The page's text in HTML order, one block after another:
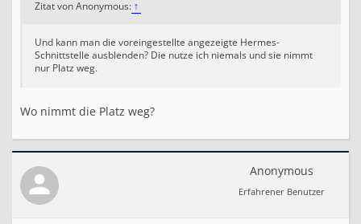
Zitat von Anonymous: ↑
Und kann man die voreingestellte angezeigte Hermes-
Schnittstelle ausblenden? Die nutze ich niemals und sie nimmt
nur Platz weg.
Wo nimmt die Platz weg?
Anonymous
Erfahrener Benutzer